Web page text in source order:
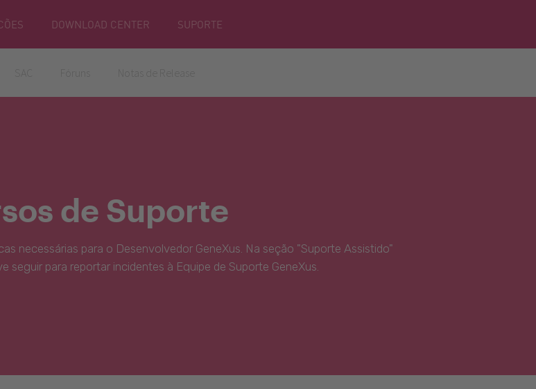
DOWNLOAD CENTER SUPORTE
de Suporte
necessárias para o Desenvolvedor GeneXus. Na seção "Suporte Assistido"
seguir para reportar incidentes à Equipe de Suporte GeneXus.